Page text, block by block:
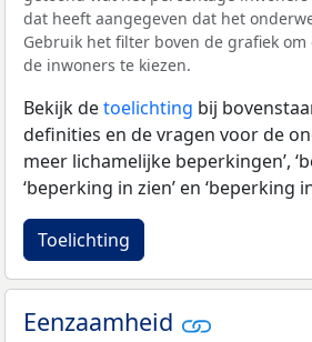
dat heeft aangegeven dat het
Gebruik het filter boven de grafiek
de inwoners te kiezen.
Bekijk detoelichting bij
definities en de vragen voor de
meer lichamelijke beperkingen’,
‘beperking in zien’ en ‘beperking
Toelichting
Eenzaamheid